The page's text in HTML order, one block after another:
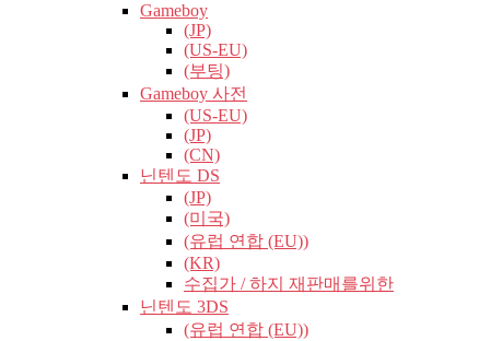
Gameboy
(JP)
(US-EU)
(부팅)
Gameboy 사전
(US-EU)
(JP)
(CN)
닌텐도 DS
(JP)
(미국)
(유럽​​ 연합 (EU))
(KR)
수집가 / 하지 재판매를위한
닌텐도 3DS
(유럽​​ 연합 (EU))